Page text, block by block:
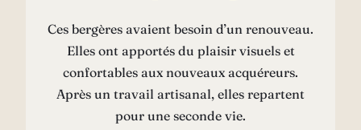
Ces bergères avaient besoin d’un renouveau.
Elles ont apportés du plaisir visuels et
confortables aux nouveaux acquéreurs.
Après un travail artisanal, elles repartent
pour une seconde vie.